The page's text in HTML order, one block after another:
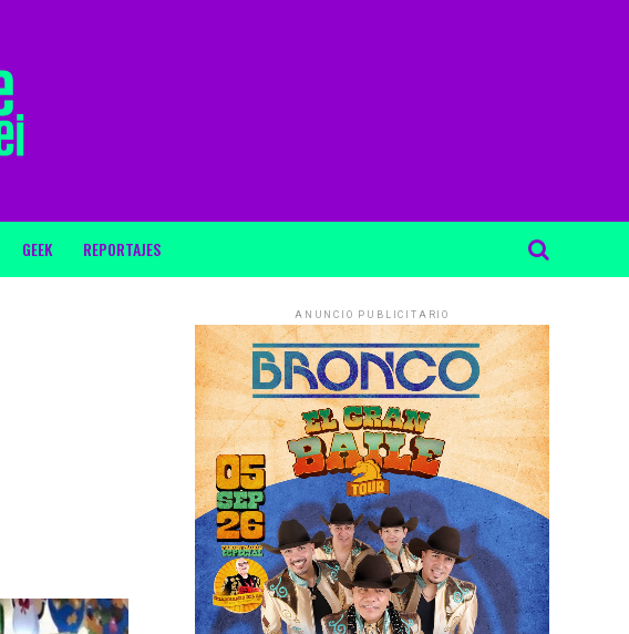
GEEK REPORTAJES
ANUNCIO PUBLICITARIO